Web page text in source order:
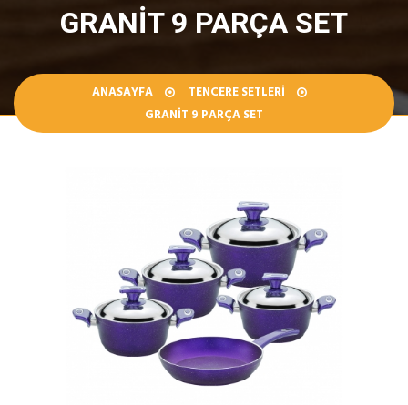
GRANIT 9 PARÇA SET
ANASAYFA
TENCERE SETLERI
GRANIT 9 PARÇA SET